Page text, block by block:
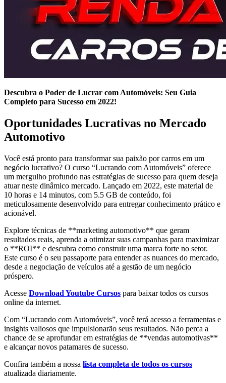
Descubra o Poder de Lucrar com Automóveis: Seu Guia
Completo para Sucesso em 2022!
Oportunidades Lucrativas no Mercado
Automotivo
Você está pronto para transformar sua paixão por carros em um
negócio lucrativo? O curso “Lucrando com Automóveis” oferece
um mergulho profundo nas estratégias de sucesso para quem deseja
atuar neste dinâmico mercado. Lançado em 2022, este material de
10 horas e 14 minutos, com 5.5 GB de conteúdo, foi
meticulosamente desenvolvido para entregar conhecimento prático e
acionável.
Explore técnicas de **marketing automotivo** que geram
resultados reais, aprenda a otimizar suas campanhas para maximizar
o **ROI** e descubra como construir uma marca forte no setor.
Este curso é o seu passaporte para entender as nuances do mercado,
desde a negociação de veículos até a gestão de um negócio
próspero.
Acesse Download Youtube Cursos para baixar todos os cursos
online da internet.
Com “Lucrando com Automóveis”, você terá acesso a ferramentas e
insights valiosos que impulsionarão seus resultados. Não perca a
chance de se aprofundar em estratégias de **vendas automotivas**
e alcançar novos patamares de sucesso.
Confira também a nossa lista completa de todos os cursos
atualizada diariamente.